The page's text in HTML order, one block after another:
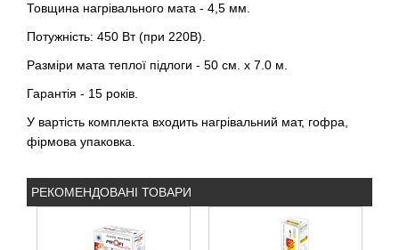
Товщина нагрівального мата - 4,5 мм.
Потужність: 450 Вт (при 220В).
Разміри мата теплої підлоги - 50 см. х 7.0 м.
Гарантія - 15 років.
У вартість комплекта входить нагрівальний мат, гофра,
фірмова упаковка.
РЕКОМЕНДОВАНІ ТОВАРИ